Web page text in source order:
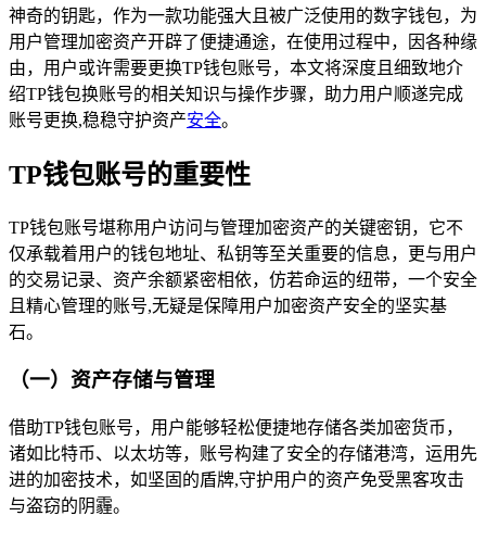
神奇的钥匙，作为一款功能强大且被广泛使用的数字钱包，为
用户管理加密资产开辟了便捷通途，在使用过程中，因各种缘
由，用户或许需要更换TP钱包账号，本文将深度且细致地介
绍TP钱包换账号的相关知识与操作步骤，助力用户顺遂完成
账号更换,稳稳守护资产安全。
TP钱包账号的重要性
TP钱包账号堪称用户访问与管理加密资产的关键密钥，它不
仅承载着用户的钱包地址、私钥等至关重要的信息，更与用户
的交易记录、资产余额紧密相依，仿若命运的纽带，一个安全
且精心管理的账号,无疑是保障用户加密资产安全的坚实基
石。
（一）资产存储与管理
借助TP钱包账号，用户能够轻松便捷地存储各类加密货币，
诸如比特币、以太坊等，账号构建了安全的存储港湾，运用先
进的加密技术，如坚固的盾牌,守护用户的资产免受黑客攻击
与盗窃的阴霾。